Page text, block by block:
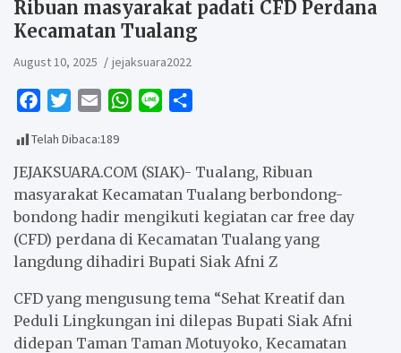
Ribuan masyarakat padati CFD Perdana
Kecamatan Tualang
August 10, 2025 jejaksuara2022
c
e
b
o
o
k
i
t
t
e
r
a
i
l
W
t
s
A
p
p
e
r
e
Telah Dibaca:189
JEJAKSUARA.COM (SIAK)- Tualang, Ribuan
masyarakat Kecamatan Tualang berbondong-
bondong hadir mengikuti kegiatan car free day
(CFD) perdana di Kecamatan Tualang yang
langdung dihadiri Bupati Siak Afni Z
CFD yang mengusung tema “Sehat Kreatif dan
Peduli Lingkungan ini dilepas Bupati Siak Afni
didepan Taman Taman Motuyoko, Kecamatan